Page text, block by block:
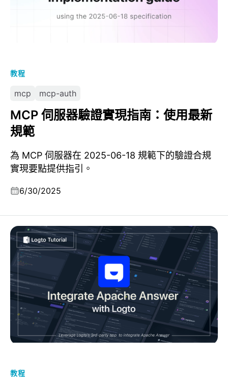
教程
mcp mcp-auth
MCP 伺服器驗證實現指南：使用最新
規範
為 MCP 伺服器在 2025-06-18 規範下的驗證合規
實現要點提供指引。
6/30/2025
教程
Logto 的應用：無縫整合 Apache Answer 為用戶建立一
個社群